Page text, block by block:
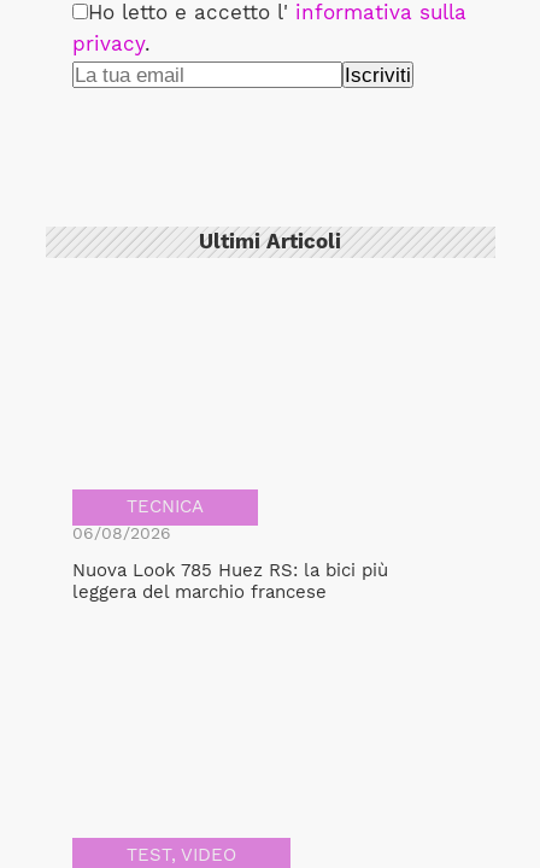
Ho letto e accetto l' informativa sulla
privacy.
Ultimi Articoli
TECNICA
06/08/2026
Nuova Look 785 Huez RS: la bici più
leggera del marchio francese
TEST, VIDEO